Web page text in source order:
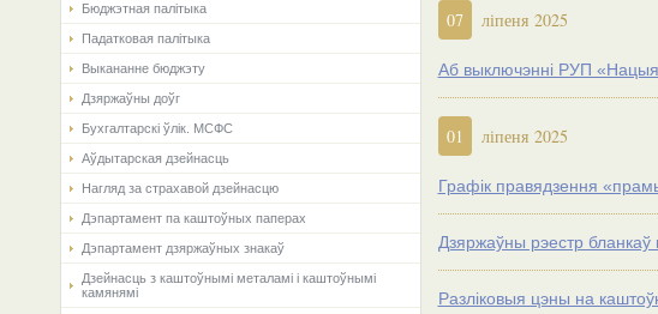
Бюджэтная палiтыка
Падатковая палітыка
Выкананне бюджэту
Дзяржаўны доўг
Бухгалтарскі ўлік. МСФС
Аўдытарская дзейнасць
Нагляд за страхавой дзейнасцю
Дэпартамент па каштоўных паперах
Дэпартамент дзяржаўных знакаў
Дзейнасць з каштоўнымі металамі і каштоўнымі
камянямі
07 ліпеня 2025
Аб выключэнні РУП
01 ліпеня 2025
Графік правядзення
Дзяржаўны рэестр
Разліковыя цэны на